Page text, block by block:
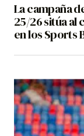
La campaña
25/26 sitúa al
en los Sports